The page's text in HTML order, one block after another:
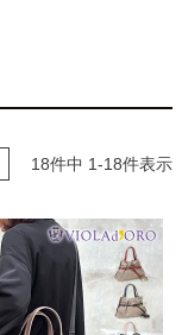
18件中 1-18件表示